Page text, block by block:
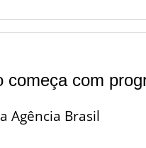
começa com
Agência Brasil